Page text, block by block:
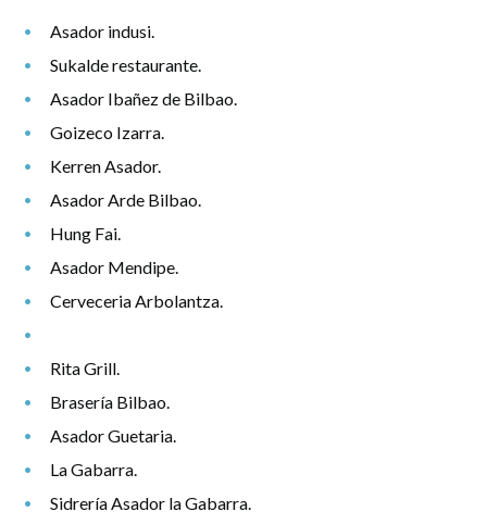
Asador indusi.
Sukalde restaurante.
Asador Ibañez de Bilbao.
Goizeco Izarra.
Kerren Asador.
Asador Arde Bilbao.
Hung Fai.
Asador Mendipe.
Cerveceria Arbolantza.
Rita Grill.
Brasería Bilbao.
Asador Guetaria.
La Gabarra.
Sidrería Asador la Gabarra.